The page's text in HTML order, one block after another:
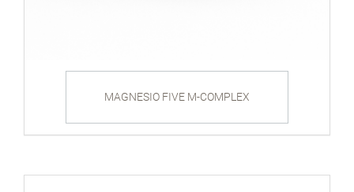
MAGNESIO FIVE M-COMPLEX